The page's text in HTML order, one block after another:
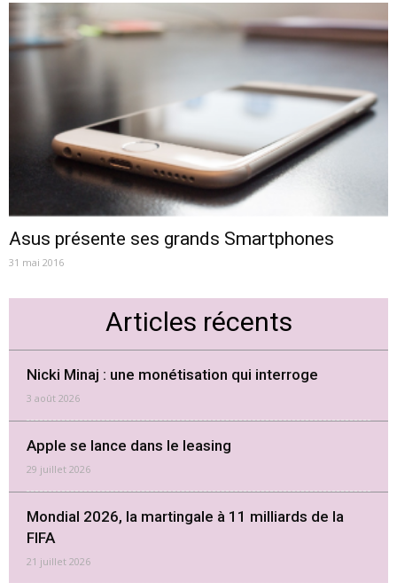
Asus présente ses grands Smartphones
31 mai 2016
Articles récents
Nicki Minaj : une monétisation qui interroge
3 août 2026
Apple se lance dans le leasing
29 juillet 2026
Mondial 2026, la martingale à 11 milliards de la
FIFA
21 juillet 2026